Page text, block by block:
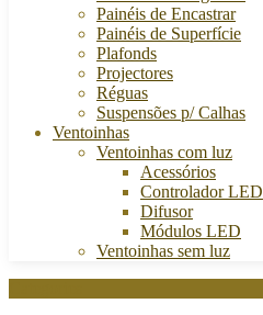
Painéis de Encastrar
Painéis de Superfície
Plafonds
Projectores
Réguas
Suspensões p/ Calhas
Ventoinhas
Ventoinhas com luz
Acessórios
Controlador LED
Difusor
Módulos LED
Ventoinhas sem luz